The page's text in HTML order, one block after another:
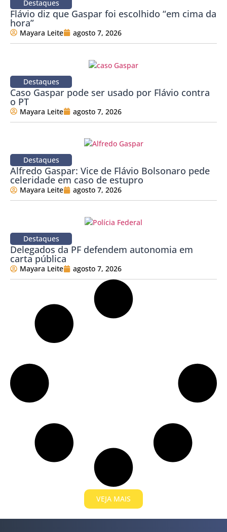
Destaques
Flávio diz que Gaspar foi escolhido “em cima da
hora”
Mayara Leite agosto 7, 2026
Destaques
Caso Gaspar pode ser usado por Flávio contra
o PT
Mayara Leite agosto 7, 2026
Destaques
Alfredo Gaspar: Vice de Flávio Bolsonaro pede
celeridade em caso de estupro
Mayara Leite agosto 7, 2026
Destaques
Delegados da PF defendem autonomia em
carta pública
Mayara Leite agosto 7, 2026
VEJA MAIS